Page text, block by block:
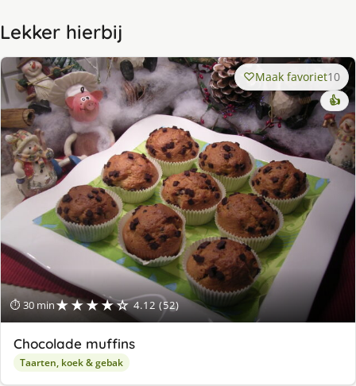
Lekker hierbij
⏱ 30 min★★★★☆ 4.12 (52)
Maak favoriet10
👍
Chocolade muffins
Taarten, koek & gebak